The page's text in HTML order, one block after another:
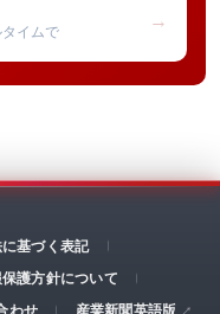
イムで
→
基づく表記
護方針について
わせ 産業新聞英語版